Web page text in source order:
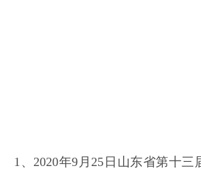
1、2020年9月25日山东省第十三